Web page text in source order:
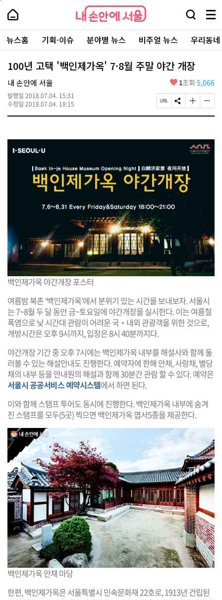
본
로
가
내
손
안
에
서
울
-
서
울
시
대
표
소
털
내
손
에
울
검
창
열
기
메
뉴
전
체
보
주
요
서
뉴스홈 기획·이슈 분야별 뉴스 비주얼 뉴스 우리동
100년 고택 '백인제가옥' 7·8월 주말 야간 개장
내 손안에 서울
발행일 2018.07.04. 15:31
수정일 2018.07.04. 18:15
좋
요
1조회 5,066
페
이
R
사
S
N
유
글
자
크
게
변
글
자
작
게
변
백인제가옥 야간개장 포스터
여름밤 북촌 ‘백인제가옥’에서 분위기 있는 시간을 보내보자. 서울시
는 7~8월 두 달 동안 금~토요일에 야간개장을 실시한다. 이는 여름철
폭염으로 낮 시간대 관람이 어려운 국‧내외 관광객을 위한 것으로,
개방시간은 오후 9시까지, 입장은 8시 40분까지다.
야간개장 기간 중 오후 7시에는 백인제가옥 내부를 해설사와 함께 둘
러볼 수 있는 해설안내도 진행한다. 예약자에 한해 안채, 사랑채, 별당
채의 내부 등을 안내원의 해설과 함께 30분간 관람 할 수 있다. 예약은
서울시 공공서비스 예약시스템에서 하면 된다.
이와 함께 스탬프 투어도 동시에 진행한다. 백인제가옥 내부에 숨겨
진 스탬프를 모두(5곳) 찍으면 백인제가옥 엽서5종을 제공한다.
백인제가옥 안채 마당
한편, 백인제가옥은 서울특별시 민속문화재 22호로, 1913년 건립된
페
상
단
로